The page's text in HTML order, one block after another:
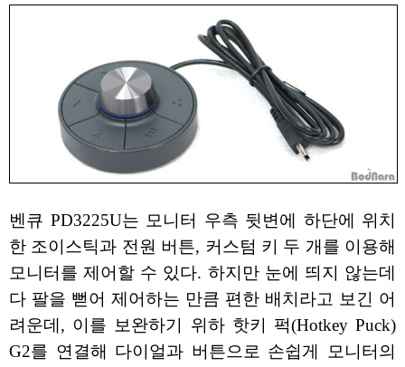
벤큐 PD3225U는 모니터 우측 뒷변에 하단에 위치
한 조이스틱과 전원 버튼, 커스텀 키 두 개를 이용해
모니터를 제어할 수 있다. 하지만 눈에 띄지 않는데
다 팔을 뻗어 제어하는 만큼 편한 배치라고 보긴 어
려운데, 이를 보완하기 위하 핫키 퍽(Hotkey Puck)
G2를 연결해 다이얼과 버튼으로 손쉽게 모니터의